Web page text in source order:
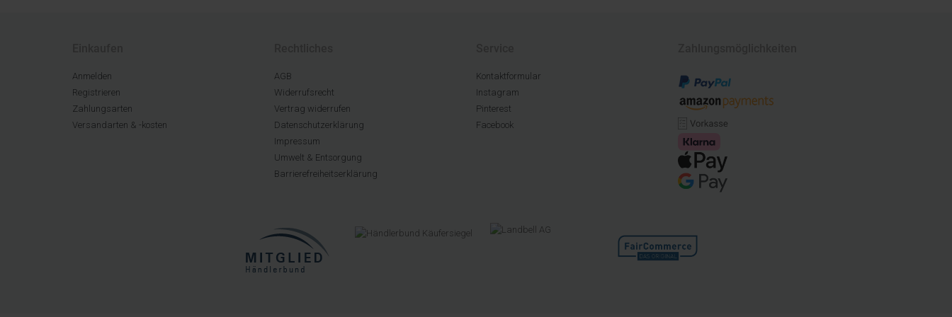
Anmelden
Registrieren
Zahlungsarten
Versandarten & -kosten
AGB
Widerrufsrecht
Vertrag widerrufen
Datenschutzerklärung
Impressum
Umwelt & Entsorgung
Barrierefreiheitserklärung
Kontaktformular
Instagram
Pinterest
Facebook